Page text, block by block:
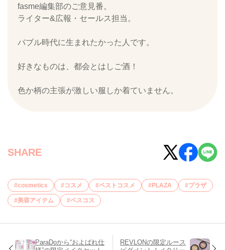
fasme編集部のご意見番。
ライター&広報・セールス担当。
バブル時代に生まれたかった人です。
好きなものは、都会とはしご酒！
色か柄の主張が激しい服しか着ていません。
SHARE
cosmetics コスメ ベストコスメ PLAZA プラザ
美容アイテム ベスコス
ParaDoから“およばれ仕
REVLONの限定ルース